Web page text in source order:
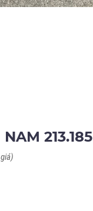
213.185